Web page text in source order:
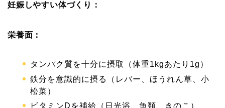
妊娠しやすい体づくり：
栄養面：
タンパク質を十分に摂取（体重1kgあたり1g）
鉄分を意識的に摂る（レバー、ほうれん草、小
松菜）
ビタミンDを補給（日光浴、魚類、きのこ）